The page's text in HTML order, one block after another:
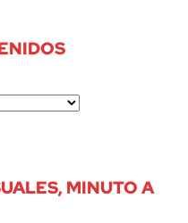
MINUTO A